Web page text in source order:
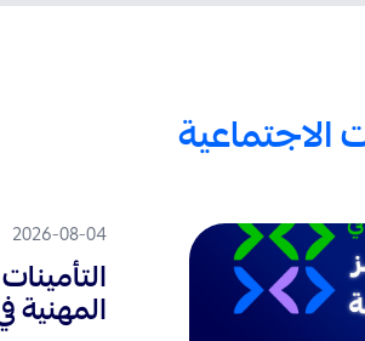
الاجتماعية
2026-08-04
المهنية